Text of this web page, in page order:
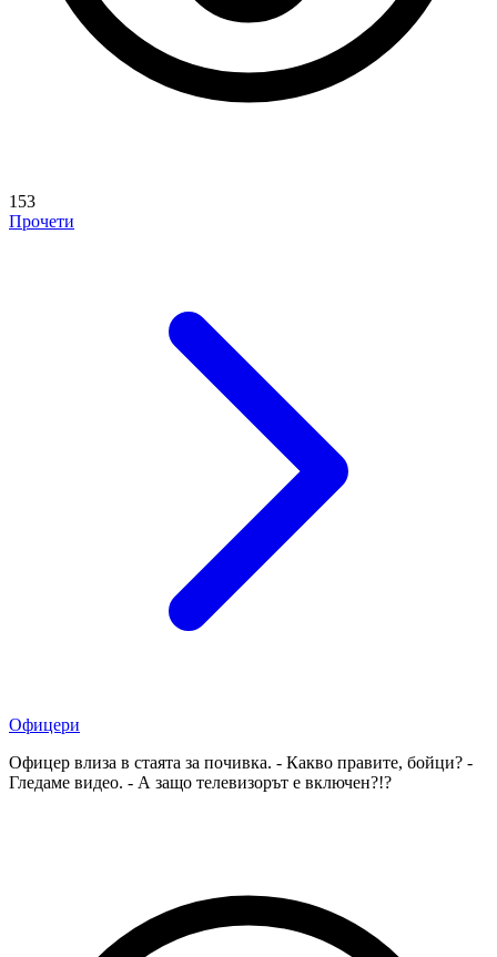
153
Прочети
Офицери
Офицер влиза в стаята за почивка. - Какво правите, бойци? -
Гледаме видео. - А защо телевизорът е включен?!?